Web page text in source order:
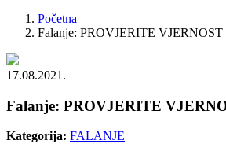
Početna
Falanje: PROVJERITE
17.08.2021.
Falanje: PROVJERITE
Kategorija: FALANJE